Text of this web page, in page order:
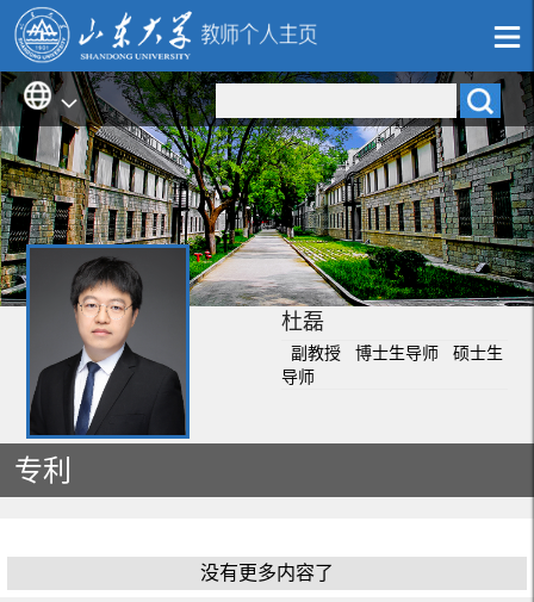
杜磊
副教授 博士生导师 硕士生
导师
专利
没有更多内容了